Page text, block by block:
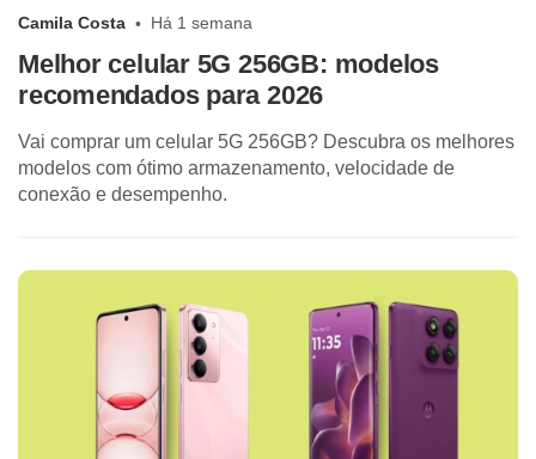
Camila Costa Há 1 semana
Melhor celular 5G 256GB: modelos
recomendados para 2026
Vai comprar um celular 5G 256GB? Descubra os melhores
modelos com ótimo armazenamento, velocidade de
conexão e desempenho.